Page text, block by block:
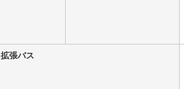
拡張バス